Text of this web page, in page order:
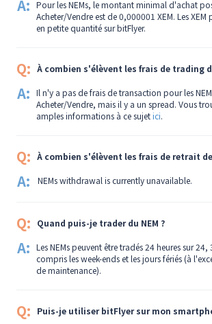
A:
Pour les NEMs, le montant minimal d'achat
Acheter/Vendre est de 0,000001 XEM. Les XEM
en petite quantité sur bitFlyer.
Q: À combien s'élèvent les frais de trading
A:
Il n'y a pas de frais de transaction pour les
Acheter/Vendre, mais il y a un spread. Vous
amples informations à ce sujetici.
Q: À combien s'élèvent les frais de retrait de
A: NEMs withdrawal is currently unavailable.
Q: Quand puis-je trader du NEM ?
A:
Les NEMs peuvent être tradés 24 heures sur
compris les week-ends et les jours fériés (à
de maintenance).
Q: Puis-je utiliser bitFlyer sur mon